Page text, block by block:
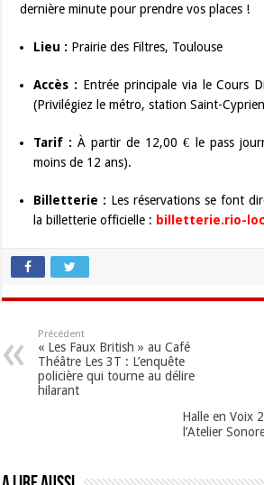
dernière minute pour prendre vos places !
Lieu : Prairie des Filtres, Toulouse
Accès : Entrée principale via le Cours
(Privilégiez le métro, station Saint-
Tarif : À partir de 12,00 € le pass
moins de 12 ans).
Billetterie : Les réservations se font
la billetterie officielle : billetterie.rio-
Précédent
« Les Faux British » au Café
Théâtre Les 3T : L’enquête
policière qui tourne au délire
hilarant
Halle en Voix
l’Atelier